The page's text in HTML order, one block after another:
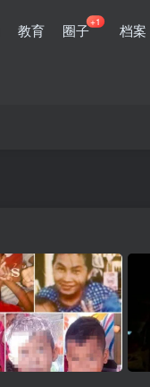
教育 圈子+1 档案